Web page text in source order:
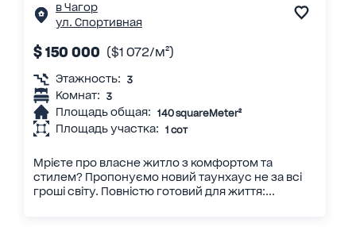
в Чагор
ул. Спортивная
$ 150 000 ($1 072/м²)
Этажность: 3
Комнат: 3
Площадь общая: 140 squareMeter²
Площадь участка: 1 сот
Мрієте про власне житло з комфортом та
стилем? Пропонуємо новий таунхаус не за всі
гроші світу. Повністю готовий для життя:...